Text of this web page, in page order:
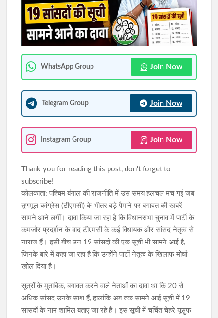
150 करोड़ हवाला जांच में ईडी की बड़ी कार्रवाई, अखिलेश सिंह के कथित
नेटवर्क से जुड़े रोहतक के बीयर प्लांट पर छापा
जुआ खेलते पांच जुआरी पुलिस के हत्थे चढ़े, खदेड़कर किया गिरफ्तार
WhatsApp Group Join Now
Telegram Group Join Now
Instagram Group Join Now
Thank you for reading this post, don't forget to
subscribe!
कोलकाता: पश्चिम बंगाल की राजनीति में उस समय हलचल मच गई जब
तृणमूल कांग्रेस (टीएमसी) के भीतर बड़े पैमाने पर बगावत की खबरें
सामने आने लगीं। दावा किया जा रहा है कि विधानसभा चुनाव में पार्टी के
कमजोर प्रदर्शन के बाद टीएमसी के कई विधायक और सांसद नेतृत्व से
नाराज हैं। इसी बीच उन 19 सांसदों की एक सूची भी सामने आई है,
जिनके बारे में कहा जा रहा है कि उन्होंने पार्टी नेतृत्व के खिलाफ मोर्चा
खोल दिया है।
सूत्रों के मुताबिक, बगावत करने वाले नेताओं का दावा था कि 20 से
अधिक सांसद उनके साथ हैं, हालांकि अब तक सामने आई सूची में 19
सांसदों के नाम शामिल बताए जा रहे हैं। इस सूची में चर्चित चेहरे यूसुफ